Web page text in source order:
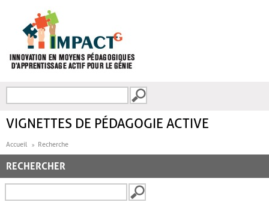
FORMULAIRE DE
VIGNETTES DE PÉDAGOGIE ACTIVE
Accueil Recherche
RECHERCHER